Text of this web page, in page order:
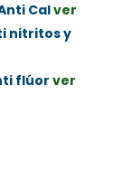
Calver
nitritos y
flúor ver